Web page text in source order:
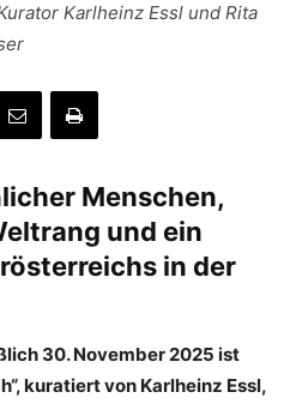
Karlheinz Essl und Rita
Menschen,
und ein
in der
30. November 2025 ist
kuratiert von Karlheinz Essl,